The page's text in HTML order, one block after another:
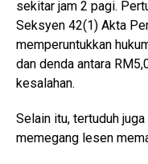
sekitar jam 2 pagi.
Seksyen 42(1) Akta
memperuntukkan
dan denda antara
kesalahan.
Selain itu, tertuduh
memegang lesen